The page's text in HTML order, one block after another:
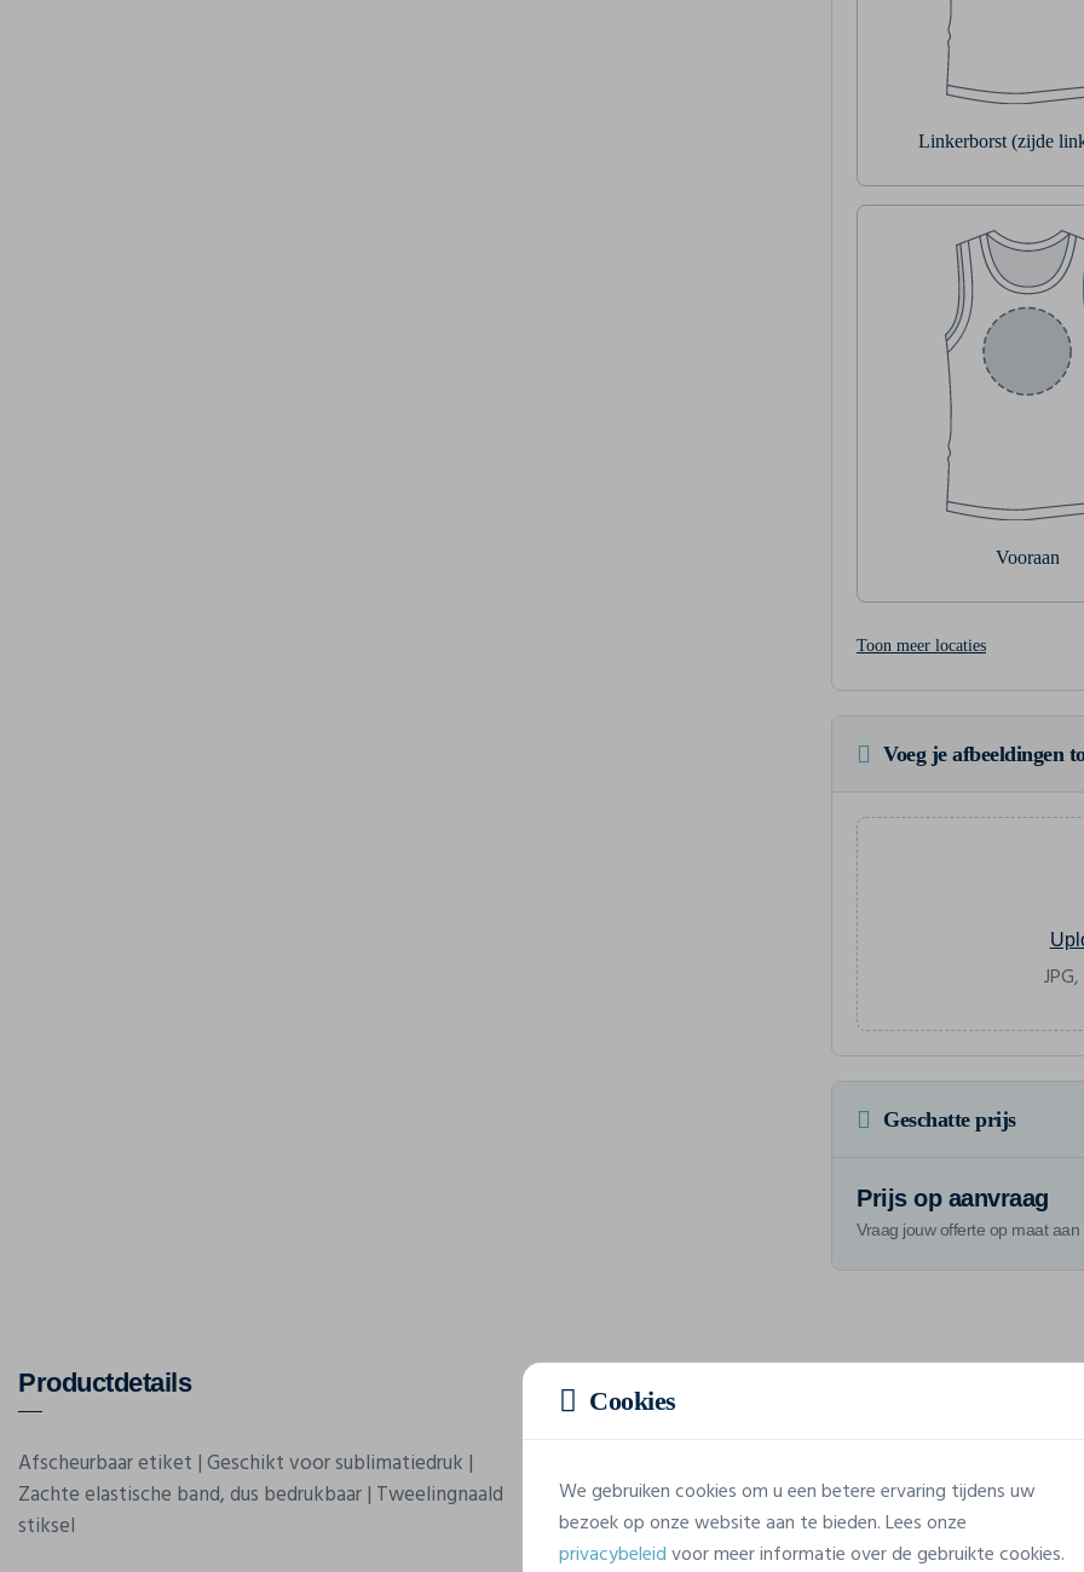
Linkerborst (zijde
Vooraan
Toon meer locaties
Voeg je afbeeldingen
Geschatte prijs
Prijs op aanvraag
Vraag jouw offerte op maat aan
Productdetails
Afscheurbaar etiket | Geschikt voor sublimatiedruk |
Zachte elastische band, dus bedrukbaar | Tweelingnaald
stiksel
Eigenschappen
Referentie
Cookies
We gebruiken cookies om u een betere ervaring tijdens uw
bezoek op onze website aan te bieden. Lees onze
privacybeleidvoor meer informatie over de gebruikte cookies.